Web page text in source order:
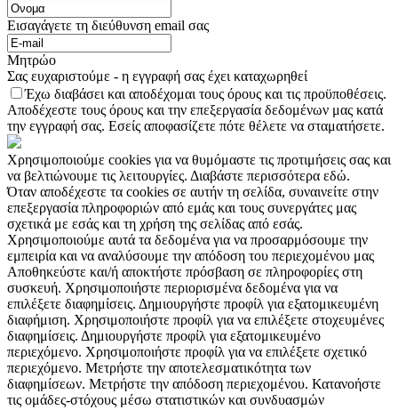
Εισαγάγετε τη διεύθυνση email σας
Μητρώο
Σας ευχαριστούμε - η εγγραφή σας έχει καταχωρηθεί
Έχω διαβάσει και αποδέχομαι τους όρους και τις προϋποθέσεις.
Αποδέχεστε τους όρους και την επεξεργασία δεδομένων μας κατά
την εγγραφή σας. Εσείς αποφασίζετε πότε θέλετε να σταματήσετε.
Χρησιμοποιούμε cookies για να θυμόμαστε τις προτιμήσεις σας και
να βελτιώνουμε τις λειτουργίες. Διαβάστε περισσότερα εδώ.
Όταν αποδέχεστε τα cookies σε αυτήν τη σελίδα, συναινείτε στην
επεξεργασία πληροφοριών από εμάς και τους συνεργάτες μας
σχετικά με εσάς και τη χρήση της σελίδας από εσάς.
Χρησιμοποιούμε αυτά τα δεδομένα για να προσαρμόσουμε την
εμπειρία και να αναλύσουμε την απόδοση του περιεχομένου μας
Αποθηκεύστε και/ή αποκτήστε πρόσβαση σε πληροφορίες στη
συσκευή. Χρησιμοποιήστε περιορισμένα δεδομένα για να
επιλέξετε διαφημίσεις. Δημιουργήστε προφίλ για εξατομικευμένη
διαφήμιση. Χρησιμοποιήστε προφίλ για να επιλέξετε στοχευμένες
διαφημίσεις. Δημιουργήστε προφίλ για εξατομικευμένο
περιεχόμενο. Χρησιμοποιήστε προφίλ για να επιλέξετε σχετικό
περιεχόμενο. Μετρήστε την αποτελεσματικότητα των
διαφημίσεων. Μετρήστε την απόδοση περιεχομένου. Κατανοήστε
τις ομάδες-στόχους μέσω στατιστικών και συνδυασμών